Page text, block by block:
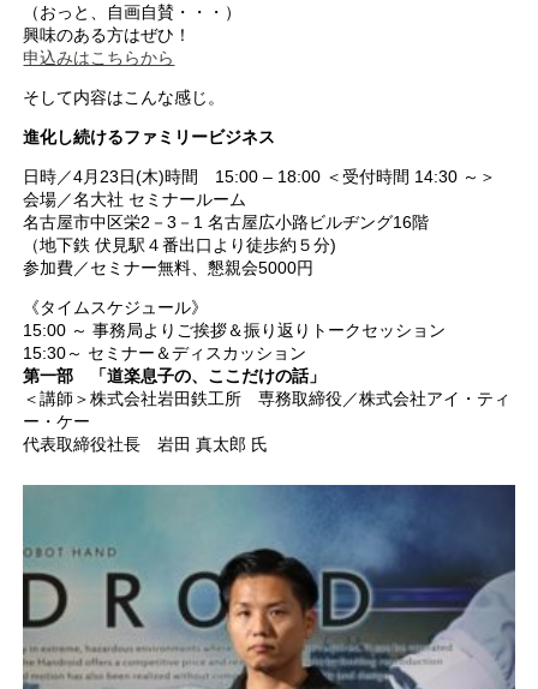
（おっと、自画自賛・・・）
興味のある方はぜひ！
申込みはこちらから
そして内容はこんな感じ。
進化し続けるファミリービジネス
日時／4月23日(木)時間 15:00 – 18:00 ＜受付時間 14:30 ～＞
会場／名大社 セミナールーム
名古屋市中区栄2－3－1 名古屋広小路ビルヂング16階
（地下鉄 伏見駅４番出口より徒歩約５分)
参加費／セミナー無料、懇親会5000円
《タイムスケジュール》
15:00 ～ 事務局よりご挨拶＆振り返りトークセッション
15:30～ セミナー＆ディスカッション
第一部 「道楽息子の、ここだけの話」
＜講師＞株式会社岩田鉄工所 専務取締役／株式会社アイ・ティ
ー・ケー
代表取締役社長 岩田 真太郎 氏